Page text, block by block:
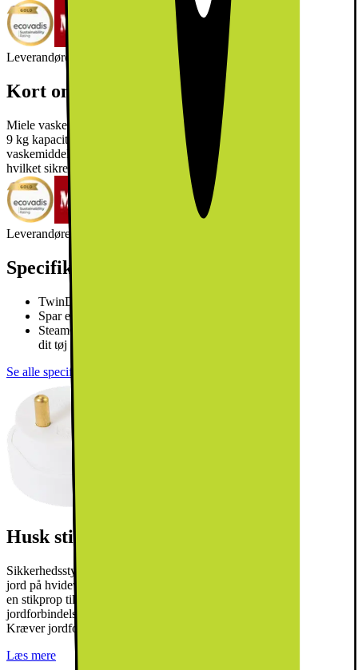
Leverandørens EcoVadis-score Læs mere om EcoVadis
Kort om produktet
Miele vaskemaskine WEG895 WCS PWash&TDos&Steam tilbyder
9 kg kapacitet, 1400 omdrejninger, SteamCare, automatisk
vaskemiddeldosering, QuickPowerWash og Wi-Fi-forbindelse,
hvilket sikrer effektiv og højtydende tøjvask.
Leverandørens EcoVadis-score
Specifikationer
TwinDos - Automatisk sæbedosering
Spar endnu mere energi med A -20 %
SteamCare reducerer strygetiden med op til 50 % og opfrisker
dit tøj
Se alle specifikationer
Husk stikprop til din hvidevare
Sikkerhedsstyrelsen SIK.DK anbefaler, at du bruger omformer til
jord på hvidevarer. Denne vare leveres uden jordforbindelse, hvorfor
en stikprop til jordforbindelse er nødvendig for at opnå
jordforbindelse. Denne kan tilkøbes i leveringsprocessen. NB!
Kræver jordforbindelse i din stikkontakt.
Læs mere